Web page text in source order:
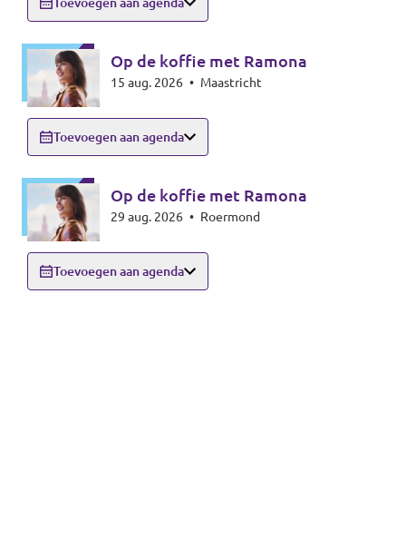
Op de koffie met Ramona
15 aug. 2026 • Maastricht
Toevoegen aan agenda
Op de koffie met Ramona
29 aug. 2026 • Roermond
Toevoegen aan agenda